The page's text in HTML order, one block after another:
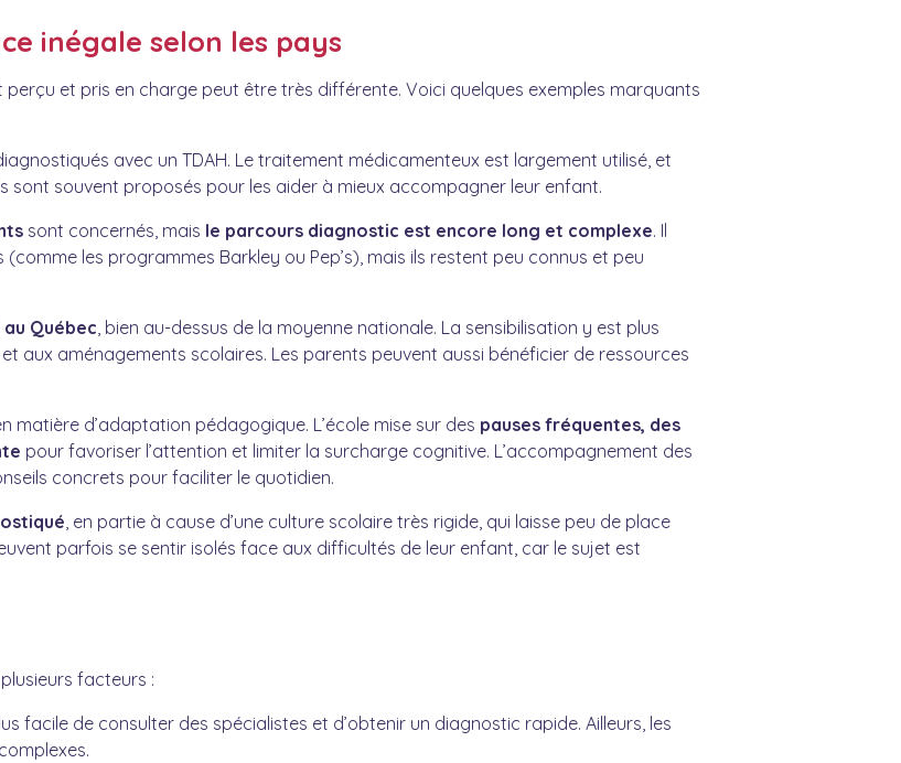
inégale selon les pays
perçu et pris en charge peut être très différente. Voici quelques exemples marquants
avec un TDAH. Le traitement médicamenteux est largement utilisé, et
souvent proposés pour les aider à mieux accompagner leur enfant.
sont concernés, mais le parcours diagnostic est encore long et complexe. Il
les programmes Barkley ou Pep’s), mais ils restent peu connus et peu
au Québec, bien au-dessus de la moyenne nationale. La sensibilisation y est plus
aux aménagements scolaires. Les parents peuvent aussi bénéficier de ressources
matière d’adaptation pédagogique. L’école mise sur des pauses fréquentes, des
pour favoriser l’attention et limiter la surcharge cognitive. L’accompagnement des
concrets pour faciliter le quotidien.
, en partie à cause d’une culture scolaire très rigide, qui laisse peu de place
parfois se sentir isolés face aux difficultés de leur enfant, car le sujet est
facteurs :
facile de consulter des spécialistes et d’obtenir un diagnostic rapide. Ailleurs, les